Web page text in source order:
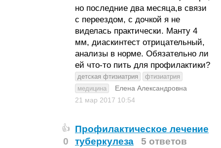
но последние два месяца,в связи
с переездом, с дочкой я не
виделась практически. Манту 4
мм, диаскинтест отрицательный,
анализы в норме. Обязательно ли
ей что-то пить для профилактики?
детская фтизиатрия
фтизиатрия
медицина
Елена Александровна
21 мар 2017 10:54
👍
0
Профилактическое лечение
туберкулеза
5 ответов